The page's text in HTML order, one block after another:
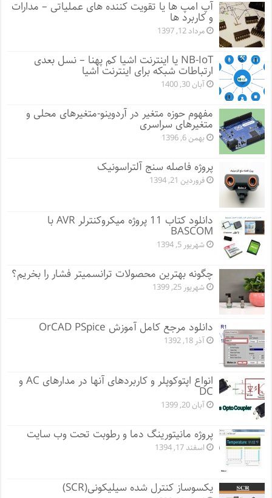
آپ امپ ها یا تقویت کننده های عملیاتی – مدارات
و کاربرد ها
مرداد 12, 1397
NB-IoT یا اینترنت اشیا کم پهنا – نسل بعدی
ارتباطات شبکه برای اینترنت اشیا
آبان 30, 1400
مفهوم حوزه متغیر در آردوینو-متغیرهای محلی و
متغیرهای سراسری
بهمن 6, 1396
پروژه فاصله سنج آلتراسونیک
فروردین 21, 1394
دانلود کتاب 11 پروژه میکروکنترلر AVR با
BASCOM
شهریور 5, 1394
چگونه بهترین محصولات ترانسمیتر فشار را بخریم؟
شهریور 25, 1399
دانلود مرجع کامل آموزش OrCAD PSpice
آذر 18, 1392
انواع اپتوکوپلر و کاربردهای آنها در مدارهای AC و
DC
آبان 20, 1399
پروژه مانيتورينگ دما و رطوبت تحت وب سایت
اسفند 17, 1394
یکسوساز کنترل شده سیلیکونی(SCR)